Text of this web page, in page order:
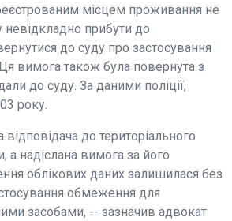
місцем проживання не
прибути до
до суду про застосування
вимога також була повернута з
до суду. За даними поліції,
року.
до територіального
надіслана вимога за його
облікових даних залишилася без
обмеження для
засобами, -- зазначив адвокат